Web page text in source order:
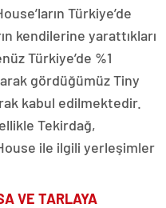
Türkiye’de
kendilerine yarattıkları
Türkiye’de %1
gördüğümüz Tiny
kabul edilmektedir.
Tekirdağ,
ile ilgili yerleşimler
VE TARLAYA